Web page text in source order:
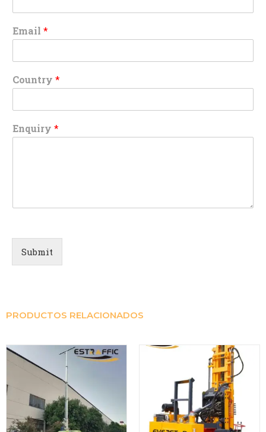
Email *
Country *
Enquiry *
Submit
PRODUCTOS RELACIONADOS